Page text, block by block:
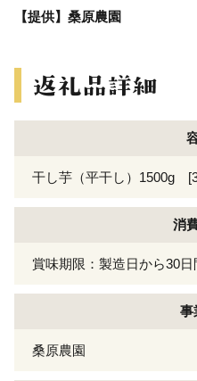
【提供】桑原農園
干し芋（平干し）1500g
消
賞味期限：製造日から30日
事
桑原農園